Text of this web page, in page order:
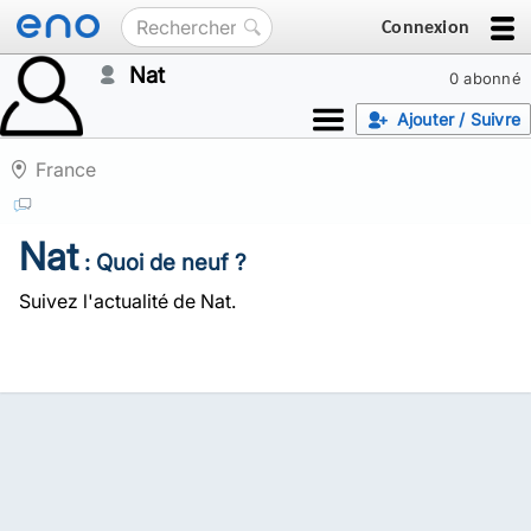
Connexion
0 abonné
Nat
Ajouter / Suivre
France
Nat: Quoi de neuf ?
Suivez l'actualité de Nat.